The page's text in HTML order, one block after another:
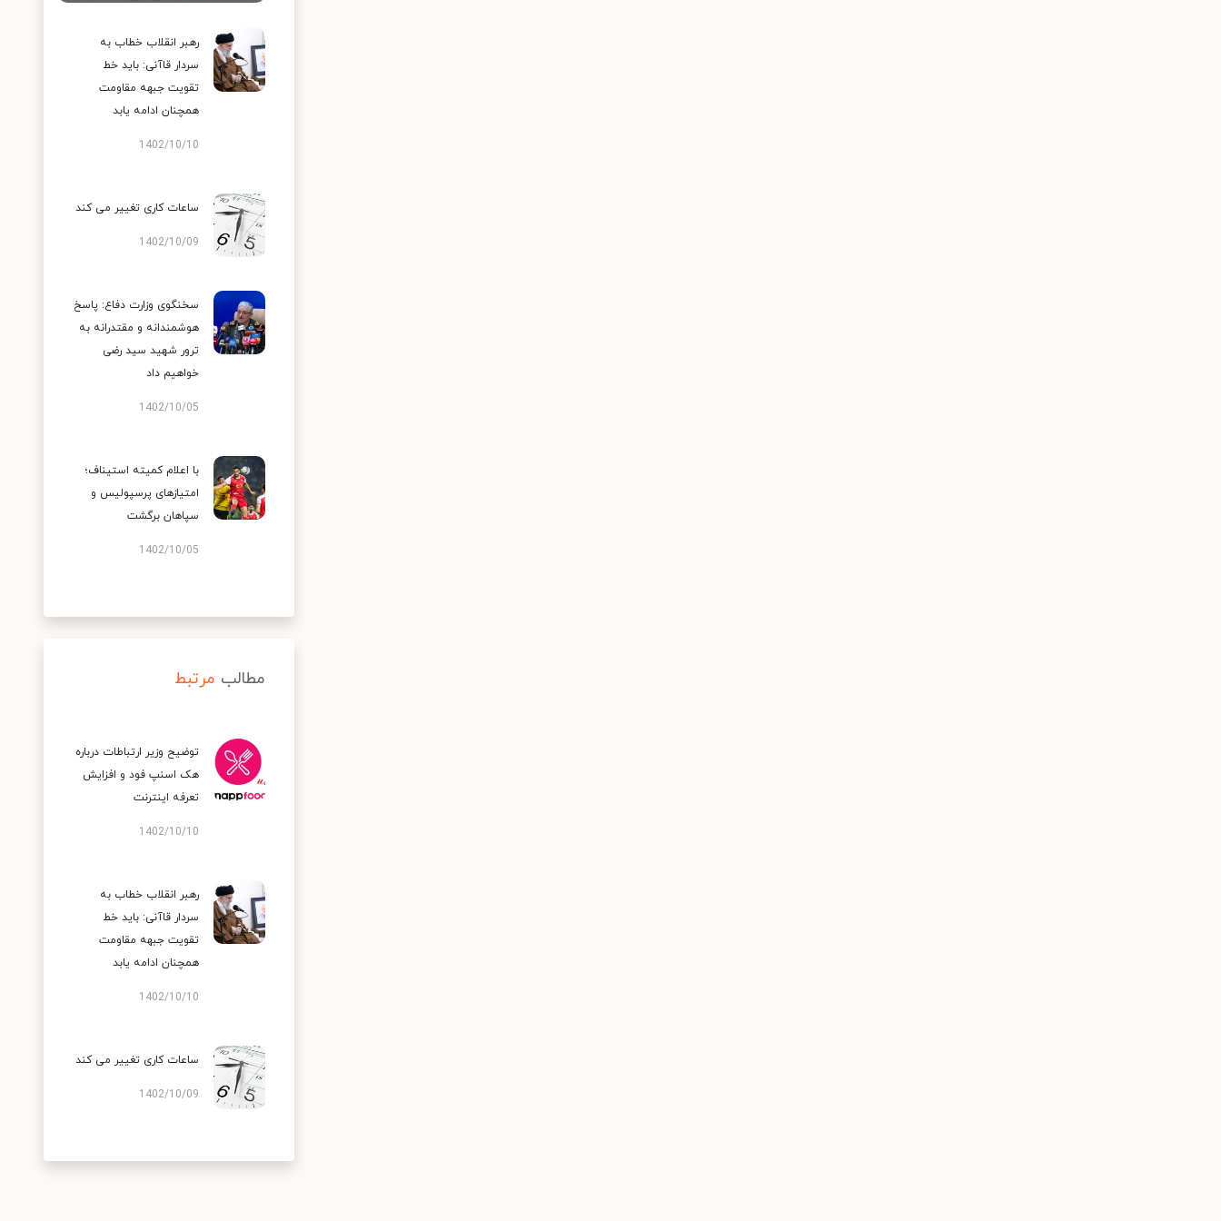
رهبر انقلاب خطاب به
سردار قاآنی: باید خط
تقویت جبهه مقاومت
همچنان ادامه یابد
1402/10/10
ساعات کاری تغییر می‌ کند
1402/10/09
سخنگوی وزارت دفاع: پاسخ
هوشمندانه و مقتدرانه به
ترور شهید سید رضی
خواهیم داد
1402/10/05
با اعلام کمیته استیناف؛
امتیازهای پرسپولیس و
سپاهان برگشت
1402/10/05
مطالب مرتبط
توضیح وزیر ارتباطات درباره
هک اسنپ‌ فود و افزایش
تعرفه اینترنت
1402/10/10
رهبر انقلاب خطاب به
سردار قاآنی: باید خط
تقویت جبهه مقاومت
همچنان ادامه یابد
1402/10/10
ساعات کاری تغییر می‌ کند
1402/10/09